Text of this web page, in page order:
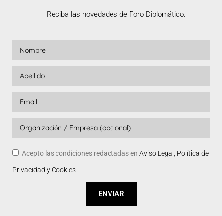
Reciba las novedades de Foro Diplomático.
Acepto las condiciones redactadas en Aviso Legal, Política de
Privacidad y Cookies
ENVIAR